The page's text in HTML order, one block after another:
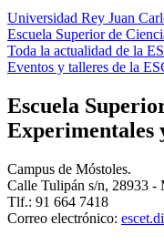
Universidad Rey Juan
Escuela Superior de
Toda la actualidad de la
Eventos y talleres de la
Escuela
Experimentales
Campus de Móstoles.
Calle Tulipán s/n, 28933 -
Tlf.: 91 664 7418
Correo electrónico: